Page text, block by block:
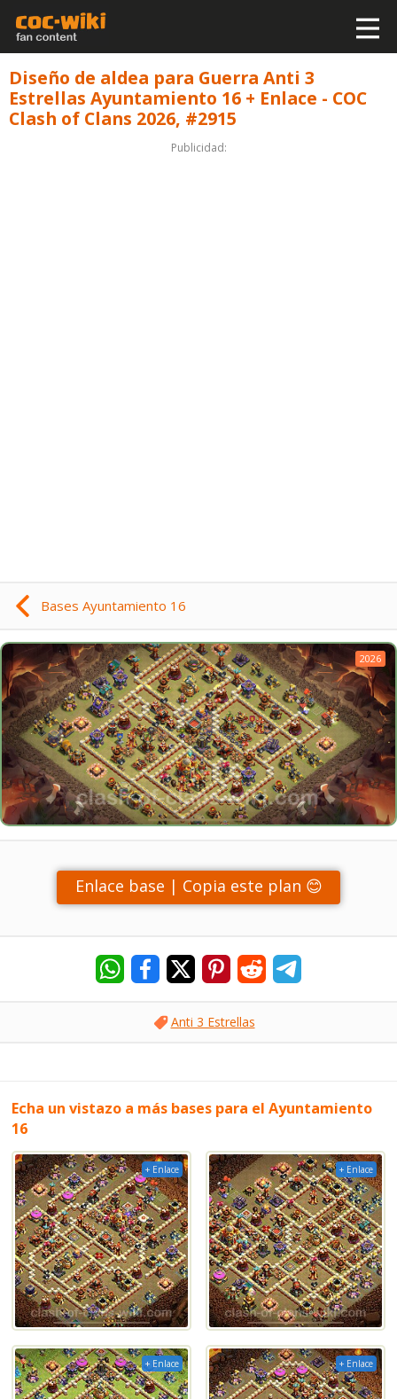
Diseño de aldea para Guerra Anti 3
Estrellas Ayuntamiento 16 + Enlace - COC
Clash of Clans 2026, #2915
Publicidad:
Bases Ayuntamiento 16
2026
Enlace base | Copia este plan 😊
Anti 3 Estrellas
Echa un vistazo a más bases para el Ayuntamiento
16
+ Enlace + Enlace
+ Enlace + Enlace